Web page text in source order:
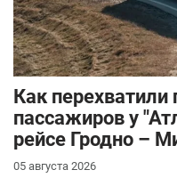
Как
пассажиров у
рейсе Гродно –
05 августа 2026